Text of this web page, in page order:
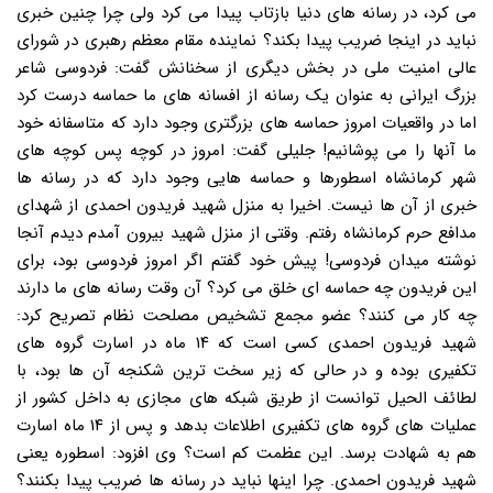
می کرد، در رسانه های دنیا بازتاب پیدا می کرد ولی چرا چنین خبری
نباید در اینجا ضریب پیدا بکند؟ نماینده مقام معظم رهبری در شورای
عالی امنیت ملی در بخش دیگری از سخنانش گفت: فردوسی شاعر
بزرگ ایرانی به عنوان یک رسانه از افسانه های ما حماسه درست کرد
اما در واقعیات امروز حماسه های بزرگتری وجود دارد که متاسفانه خود
ما آنها را می پوشانیم! جلیلی گفت: امروز در کوچه پس کوچه های
شهر کرمانشاه اسطورها و حماسه هایی وجود دارد که در رسانه ها
خبری از آن ها نیست. اخیرا به منزل شهید فریدون احمدی از شهدای
مدافع حرم کرمانشاه رفتم. وقتی از منزل شهید بیرون آمدم دیدم آنجا
نوشته میدان فردوسی! پیش خود گفتم اگر امروز فردوسی بود، برای
این فریدون چه حماسه ای خلق می کرد؟ آن وقت رسانه های ما دارند
چه کار می کنند؟ عضو مجمع تشخیص مصلحت نظام تصریح کرد:
شهید فریدون احمدی کسی است که ۱۴ ماه در اسارت گروه های
تکفیری بوده و در حالی که زیر سخت ترین شکنجه آن ها بود، با
لطائف الحیل توانست از طریق شبکه های مجازی به داخل کشور از
عملیات های گروه های تکفیری اطلاعات بدهد و پس از ۱۴ ماه اسارت
هم به شهادت برسد. این عظمت کم است؟ وی افزود: اسطوره یعنی
شهید فریدون احمدی. چرا اینها نباید در رسانه ها ضریب پیدا بکنند؟